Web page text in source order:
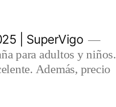
| SuperVigo
para adultos y niños.
Además, precio